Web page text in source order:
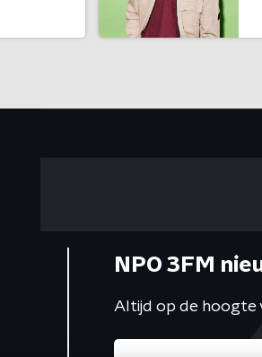
NPO 3FM
Altijd op de hoogte